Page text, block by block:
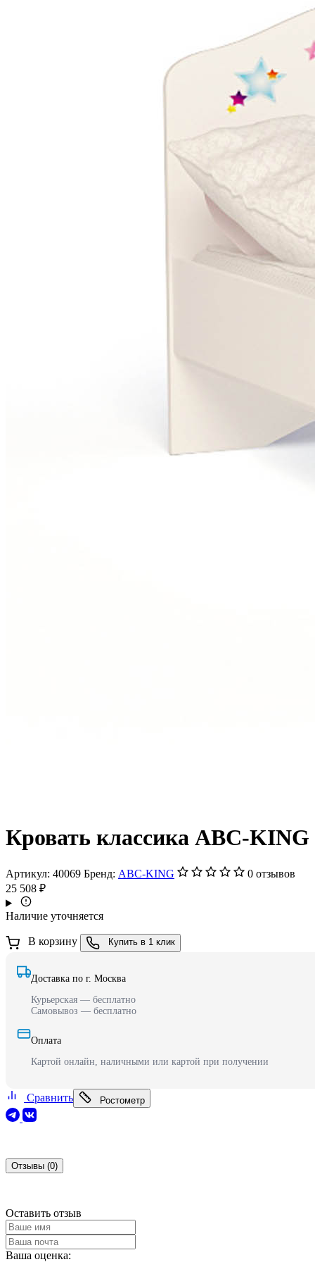
Кровать классика ABC-
Артикул: 40069 Бренд: ABC-KING
0 отзывов
25 508 ₽
Наличие уточняется
В корзину Купить в 1 клик
Доставка по г. Москва
Курьерская — бесплатно
Самовывоз — бесплатно
Оплата
Картой онлайн, наличными или картой при получении
Сравнить Ростометр
Отзывы (0)
Оставить отзыв
Ваша оценка: